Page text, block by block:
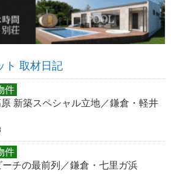
ト 取材日記
件
新築スペシャル立地／鎌倉・軽井
件
ーチの最前列／鎌倉・七里ガ浜